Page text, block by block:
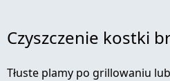
Czyszczenie kostki
Tłuste plamy po grillowaniu